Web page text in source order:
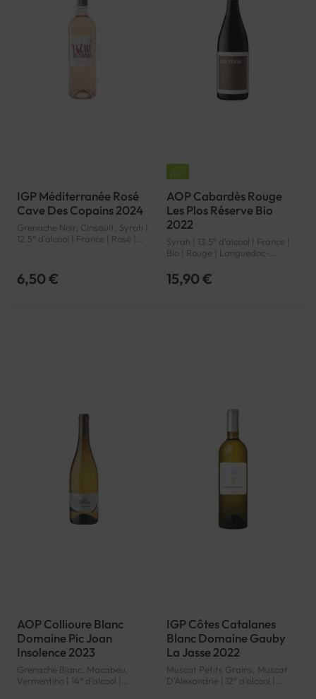
IGP Méditerranée Rosé
Cave Des Copains 2024
Grenache Noir, Cinsault, Syrah |
12.5° d'alcool | France | Rosé |
6,50 €
AOP Cabardès Rouge
Les Plos Réserve Bio
2022
Syrah | 13.5° d'alcool | France |
Bio | Rouge | Languedoc-
15,90 €
AOP Collioure Blanc
Domaine Pic Joan
Insolence 2023
Grenache Blanc, Macabeu,
Vermentino | 14° d'alcool |
IGP Côtes Catalanes
Blanc Domaine Gauby
La Jasse 2022
Muscat Petits Grains, Muscat
D’Alexandrie | 12° d'alcool |